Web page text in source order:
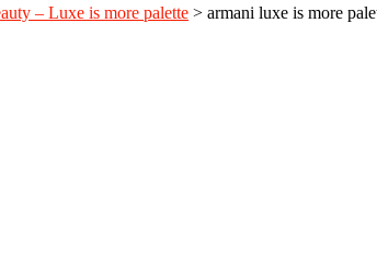
– Luxe is more palette > armani luxe is more